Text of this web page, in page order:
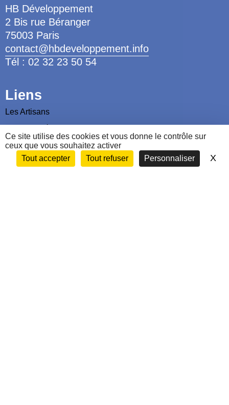
Ce site utilise des cookies et vous donne le contrôle sur
ceux que vous souhaitez activer
Tout accepter
Tout refuser Personnaliser X
HB Développement
2 Bis rue Béranger
75003 Paris
contact@hbdeveloppement.info
Tél : 02 32 23 50 54
Liens
Les Artisans
Nous contacter